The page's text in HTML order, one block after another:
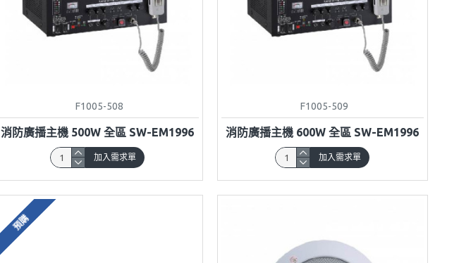
F1005-508
消防廣播主機 500W 全區 SW-EM1996
加入需求單
F1005-509
消防廣播主機 600W 全區 SW-EM1996
加入需求單
預購